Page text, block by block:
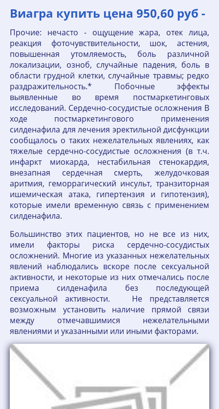
Виагра купить цена 950,60 руб -
Прочие: нечасто - ощущение жара, отек лица,
реакция фоточувствительности, шок, астения,
повышенная утомляемость, боль различной
локализации, озноб, случайные падения, боль в
области грудной клетки, случайные травмы; редко
раздражительность.* Побочные эффекты
выявленные во время постмаркетинговых
исследований. Сердечно-сосудистые осложнения В
ходе постмаркетингового применения
силденафила для лечения эректильной дисфункции
сообщалось о таких нежелательных явлениях, как
тяжелые сердечно-сосудистые осложнения (в т.ч.
инфаркт миокарда, нестабильная стенокардия,
внезапная сердечная смерть, желудочковая
аритмия, геморрагический инсульт, транзиторная
ишемическая атака, гипертензия и гипотензия),
которые имели временную связь с применением
силденафила.
Большинство этих пациентов, но не все из них,
имели факторы риска сердечно-сосудистых
осложнений. Многие из указанных нежелательных
явлений наблюдались вскоре после сексуальной
активности, и некоторые из них отмечались после
приема силденафила без последующей
сексуальной активности. Не представляется
возможным установить наличие прямой связи
между отмечавшимися нежелательными
явлениями и указанными или иными факторами.